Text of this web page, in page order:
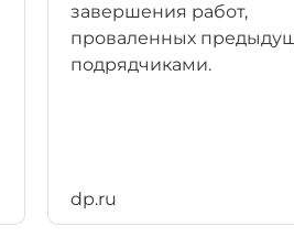
завершения работ,
проваленных
подрядчиками.
dp.ru